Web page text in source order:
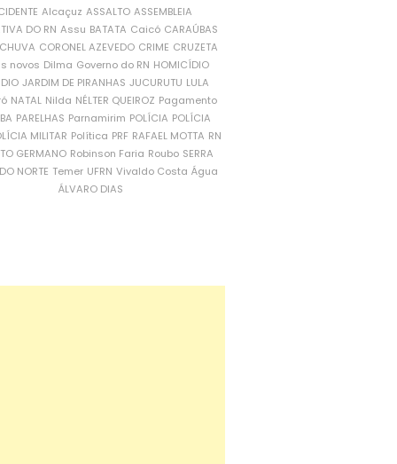
Alcaçuz ASSALTO ASSEMBLEIA
DO RN Assu BATATA Caicó CARAÚBAS
CORONEL AZEVEDO CRIME CRUZETA
novos Dilma Governo do RN HOMICÍDIO
JARDIM DE PIRANHAS JUCURUTU LULA
NATAL Nilda NÉLTER QUEIROZ Pagamento
PARELHAS Parnamirim POLÍCIA POLÍCIA
MILITAR Política PRF RAFAEL MOTTA RN
GERMANO Robinson Faria Roubo SERRA
NORTE Temer UFRN Vivaldo Costa Água
ÁLVARO DIAS